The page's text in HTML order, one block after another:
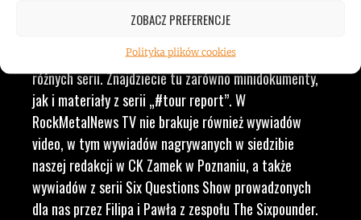
ZOBACZ PREFERENCJE
Polityka plików cookies
przekrojowo prezentujemy nasze realizacje video z
różnych serii. Znajdziecie tu zarówno minidokumenty,
jak i materiały z serii „#tour report”. W
RockMetalNews TV nie brakuje również wywiadów
video, w tym wywiadów nagrywanych w siedzibie
naszej redakcji w CK Zamek w Poznaniu, a także
wywiadów z serii Six Questions Show prowadzonych
dla nas przez Filipa i Pawła z zespołu The Sixpounder.